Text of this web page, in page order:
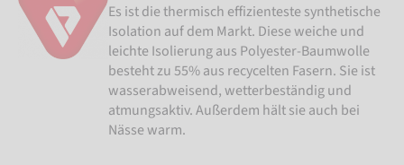
Es ist die thermisch effizienteste synthetische
Isolation auf dem Markt. Diese weiche und
leichte Isolierung aus Polyester-Baumwolle
besteht zu 55% aus recycelten Fasern. Sie ist
wasserabweisend, wetterbeständig und
atmungsaktiv. Außerdem hält sie auch bei
Nässe warm.